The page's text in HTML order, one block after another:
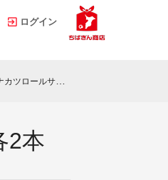
ログイン
ンドイッチ各2本
2本